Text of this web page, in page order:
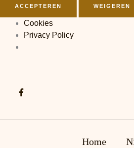
ACCEPTEREN WEIGEREN
Cookies
Privacy Policy
Home